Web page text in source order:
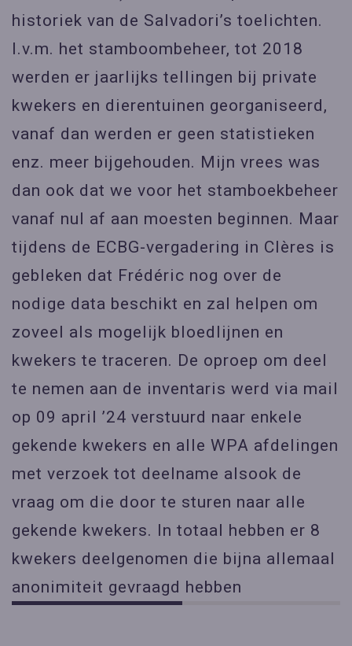
historiek van de Salvadori’s toelichten.
I.v.m. het stamboombeheer, tot 2018
werden er jaarlijks tellingen bij private
kwekers en dierentuinen georganiseerd,
vanaf dan werden er geen statistieken
enz. meer bijgehouden. Mijn vrees was
dan ook dat we voor het stamboekbeheer
vanaf nul af aan moesten beginnen. Maar
tijdens de ECBG-vergadering in Clères is
gebleken dat Frédéric nog over de
nodige data beschikt en zal helpen om
zoveel als mogelijk bloedlijnen en
kwekers te traceren. De oproep om deel
te nemen aan de inventaris werd via mail
op 09 april ’24 verstuurd naar enkele
gekende kwekers en alle WPA afdelingen
met verzoek tot deelname alsook de
vraag om die door te sturen naar alle
gekende kwekers. In totaal hebben er 8
kwekers deelgenomen die bijna allemaal
anonimiteit gevraagd hebben